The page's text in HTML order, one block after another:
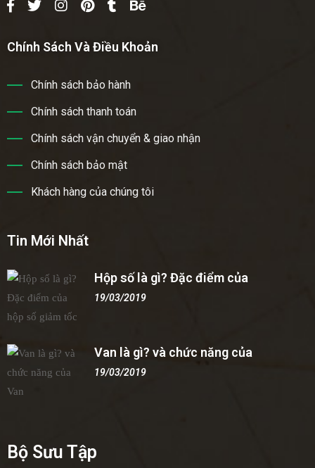
Chính Sách Và Điều Khoản
Chính sách bảo hành
Chính sách thanh toán
Chính sách vận chuyển & giao nhận
Chính sách bảo mật
Khách hàng của chúng tôi
Tin Mới Nhất
Hộp số là gì? Đặc điểm của
19/03/2019
Van là gì? và chức năng của
19/03/2019
Bộ Sưu Tập